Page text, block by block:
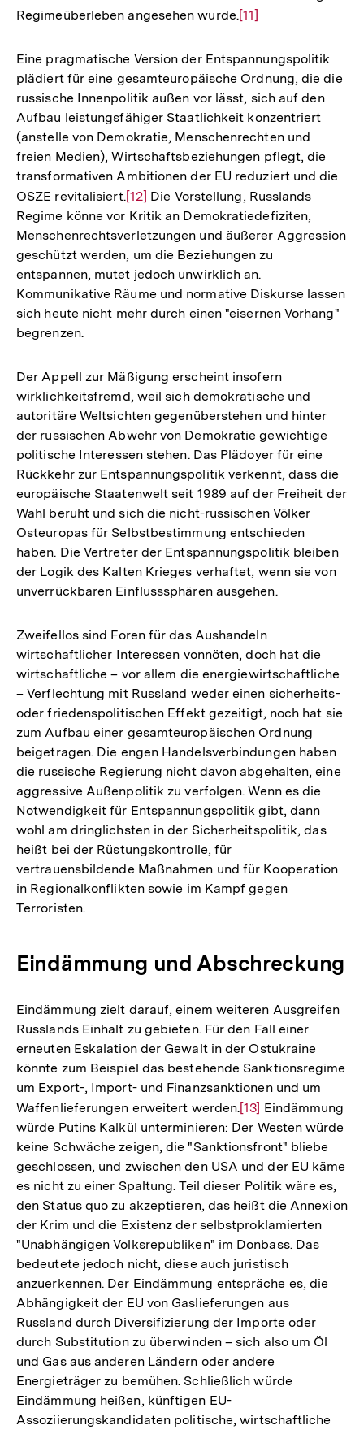
Regimeüberleben angesehen wurde.Zur
der
Fußnote
[11]
Eine pragmatische Version der Entspannungspolitik
plädiert für eine gesamteuropäische Ordnung, die die
russische Innenpolitik außen vor lässt, sich auf den
Aufbau leistungsfähiger Staatlichkeit konzentriert
(anstelle von Demokratie, Menschenrechten und
freien Medien), Wirtschaftsbeziehungen pflegt, die
transformativen Ambitionen der EU reduziert und die
OSZE revitalisiert.Zur
Auflösung
der
Fußnote
[12] Die Vorstellung, Russlands
Regime könne vor Kritik an Demokratiedefiziten,
Menschenrechtsverletzungen und äußerer Aggression
geschützt werden, um die Beziehungen zu
entspannen, mutet jedoch unwirklich an.
Kommunikative Räume und normative Diskurse lassen
sich heute nicht mehr durch einen "eisernen Vorhang"
begrenzen.
Der Appell zur Mäßigung erscheint insofern
wirklichkeitsfremd, weil sich demokratische und
autoritäre Weltsichten gegenüberstehen und hinter
der russischen Abwehr von Demokratie gewichtige
politische Interessen stehen. Das Plädoyer für eine
Rückkehr zur Entspannungspolitik verkennt, dass die
europäische Staatenwelt seit 1989 auf der Freiheit der
Wahl beruht und sich die nicht-russischen Völker
Osteuropas für Selbstbestimmung entschieden
haben. Die Vertreter der Entspannungspolitik bleiben
der Logik des Kalten Krieges verhaftet, wenn sie von
unverrückbaren Einflusssphären ausgehen.
Zweifellos sind Foren für das Aushandeln
wirtschaftlicher Interessen vonnöten, doch hat die
wirtschaftliche – vor allem die energiewirtschaftliche
– Verflechtung mit Russland weder einen sicherheits-
oder friedenspolitischen Effekt gezeitigt, noch hat sie
zum Aufbau einer gesamteuropäischen Ordnung
beigetragen. Die engen Handelsverbindungen haben
die russische Regierung nicht davon abgehalten, eine
aggressive Außenpolitik zu verfolgen. Wenn es die
Notwendigkeit für Entspannungspolitik gibt, dann
wohl am dringlichsten in der Sicherheitspolitik, das
heißt bei der Rüstungskontrolle, für
vertrauensbildende Maßnahmen und für Kooperation
in Regionalkonflikten sowie im Kampf gegen
Terroristen.
Eindämmung und Abschreckung
Eindämmung zielt darauf, einem weiteren Ausgreifen
Russlands Einhalt zu gebieten. Für den Fall einer
erneuten Eskalation der Gewalt in der Ostukraine
könnte zum Beispiel das bestehende Sanktionsregime
um Export-, Import- und Finanzsanktionen und um
Waffenlieferungen erweitert werden.Zur
Auflösung
der
Fußnote
[13] Eindämmung
würde Putins Kalkül unterminieren: Der Westen würde
keine Schwäche zeigen, die "Sanktionsfront" bliebe
geschlossen, und zwischen den USA und der EU käme
es nicht zu einer Spaltung. Teil dieser Politik wäre es,
den Status quo zu akzeptieren, das heißt die Annexion
der Krim und die Existenz der selbstproklamierten
"Unabhängigen Volksrepubliken" im Donbass. Das
bedeutete jedoch nicht, diese auch juristisch
anzuerkennen. Der Eindämmung entspräche es, die
Abhängigkeit der EU von Gaslieferungen aus
Russland durch Diversifizierung der Importe oder
durch Substitution zu überwinden – sich also um Öl
und Gas aus anderen Ländern oder andere
Energieträger zu bemühen. Schließlich würde
Eindämmung heißen, künftigen EU-
Assoziierungskandidaten politische, wirtschaftliche